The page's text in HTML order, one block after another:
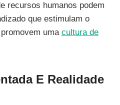
recursos humanos podem
que estimulam o
uma cultura de
E Realidade